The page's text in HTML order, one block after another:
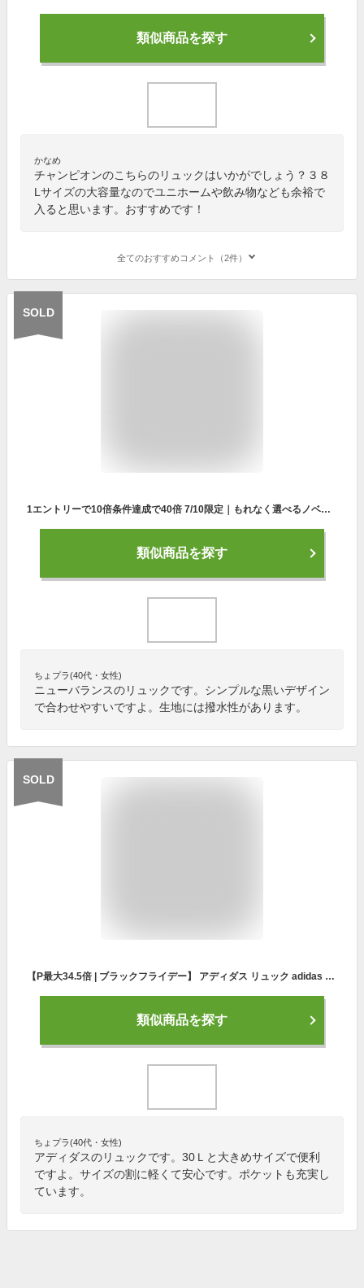
類似商品を探す
かなめ
チャンピオンのこちらのリュックはいかがでしょう？３８
Lサイズの大容量なのでユニホームや飲み物なども余裕で
入ると思います。おすすめです！
全てのおすすめコメント（2件）
SOLD
1エントリーで10倍条件達成で40倍 7/10限定｜もれなく選べるノベルティ付 【限定カラー】 ニューバランス リュック new balance SPORTS STYLE DAY PACK 30L 大容量 通学 PC収納 B4 軽量 撥水加工 抗菌 消臭 レディース レインボー LAB35721
類似商品を探す
ちょプラ(40代・女性)
ニューバランスのリュックです。シンプルな黒いデザイン
で合わせやすいですよ。生地には撥水性があります。
SOLD
【P最大34.5倍 | ブラックフライデー】 アディダス リュック adidas 30L A3 ボックス型 バックパック リュックサック ボックスリュック デイバッグ バッグパック スポーツリュック 中学生 高校生 スポーツ アデイダス 通学 大容量 スクエア 黒 大きい 男子 55872
類似商品を探す
ちょプラ(40代・女性)
アディダスのリュックです。30Ｌと大きめサイズで便利
ですよ。サイズの割に軽くて安心です。ポケットも充実し
ています。